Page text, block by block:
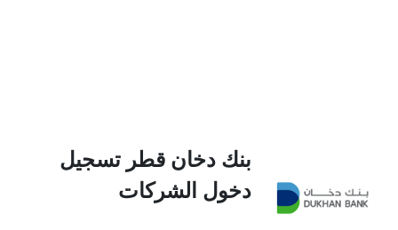
بنك دخان قطر تسجيل
دخول الشركات